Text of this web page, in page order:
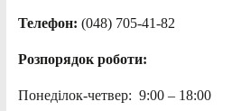
Телефон: (048) 705-41-82
Розпорядок роботи:
Понеділок-четвер: 9:00 – 18:00